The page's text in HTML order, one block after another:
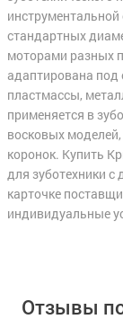
инструментальной
стандартных
моторами разных
адаптирована под
пластмассы,
применяется в
восковых
коронок. Купить
для зуботехники с
карточке
индивидуальные
Отзывы